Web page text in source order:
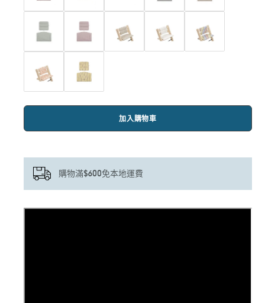
加入購物車
購物滿$600免本地運費
正